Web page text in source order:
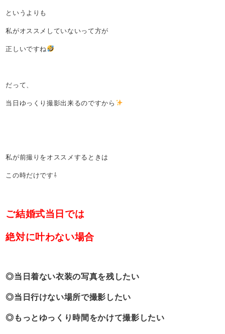
というよりも
私がオススメしていないって方が
正しいですね
だって、
当日ゆっくり撮影出来るのですから
私が前撮りをオススメするときは
この時だけです⇩
ご結婚式当日では
絶対に叶わない場合
◎当日着ない衣装の写真を残したい
◎当日行けない場所で撮影したい
◎もっとゆっくり時間をかけて撮影したい